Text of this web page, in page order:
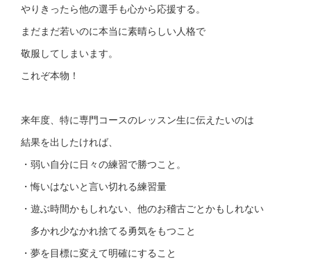
やりきったら他の選手も心から応援する。
まだまだ若いのに本当に素晴らしい人格で
敬服してしまいます。
これぞ本物！
来年度、特に専門コースのレッスン生に伝えたいのは
結果を出したければ、
・弱い自分に日々の練習で勝つこと。
・悔いはないと言い切れる練習量
・遊ぶ時間かもしれない、他のお稽古ごとかもしれない
多かれ少なかれ捨てる勇気をもつこと
・夢を目標に変えて明確にすること